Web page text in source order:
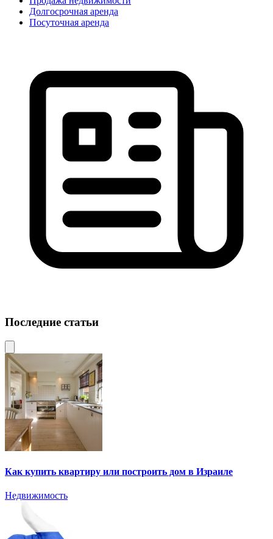
Долгосрочная аренда
Посуточная аренда
Последние статьи
Как купить квартиру или построить дом в Израиле
Недвижимость